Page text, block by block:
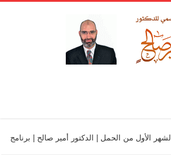
الشهر الأول من الحمل | الدكتور أمير صالح | برنامج